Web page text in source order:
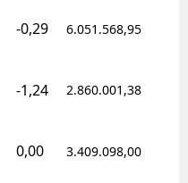
-0,29 6.051.568,95
-1,24 2.860.001,38
0,00 3.409.098,00